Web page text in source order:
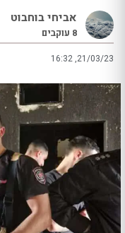
אביחי בוחבוט
8 עוקבים
16:32 ,21/03/23